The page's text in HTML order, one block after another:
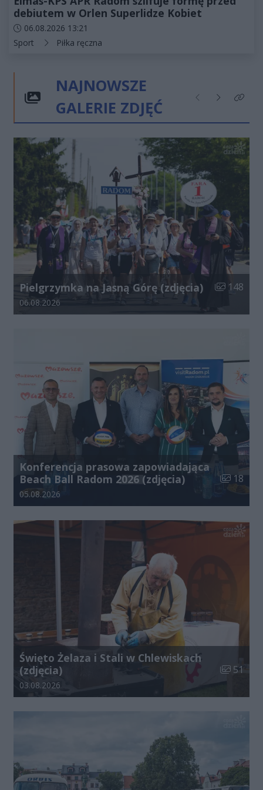
debiutem w Orlen Superlidze Kobiet
Data dodania artykułu:
06.08.2026 13:21
Kategorie artykułu:
Sport Piłka ręczna
NAJNOWSZE
GALERIE ZDJĘĆ
Poprzednie
NastępneKliknij
Pielgrzymka na Jasną Górę (zdjęcia) Liczba
148
Data dodania galerii:
06.08.2026
Konferencja prasowa zapowiadająca
Beach Ball Radom 2026 (zdjęcia)
Liczba
18
Data dodania galerii:
05.08.2026
Święto Żelaza i Stali w Chlewiskach
(zdjęcia)
Liczba
51
Data dodania galerii:
03.08.2026